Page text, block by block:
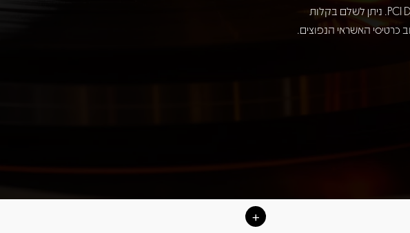
המחמיר PCI DSS. ניתן לשלם בקלות
כרטיסי האשראי הנפוצים.